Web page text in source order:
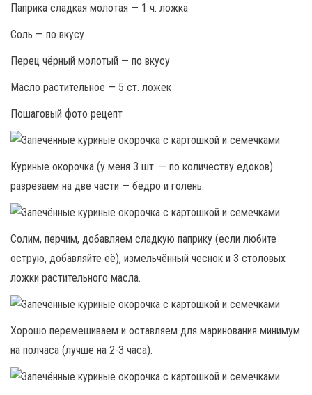
Паприка сладкая молотая — 1 ч. ложка
Соль — по вкусу
Перец чёрный молотый — по вкусу
Масло растительное — 5 ст. ложек
Пошаговый фото рецепт
Куриные окорочка (у меня 3 шт. — по количеству едоков)
разрезаем на две части — бедро и голень.
Солим, перчим, добавляем сладкую паприку (если любите
острую, добавляйте её), измельчённый чеснок и 3 столовых
ложки растительного масла.
Хорошо перемешиваем и оставляем для маринования минимум
на полчаса (лучше на 2-3 часа).